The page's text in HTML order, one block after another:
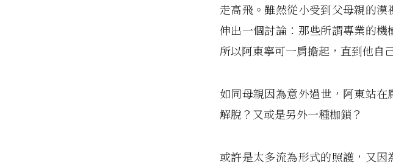
走高飛。雖然從小受到父母親的
伸出一個討論：那些所謂專業的機
所以阿東寧可一肩擔起，直到他自
如同母親因為意外過世，阿東站
解脫？又或是另外一種枷鎖？
或許是太多流為形式的照護，又